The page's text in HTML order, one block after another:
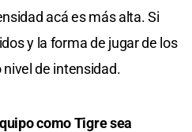
acá es más alta. Si
y la forma de jugar de los
de intensidad.
como Tigre sea